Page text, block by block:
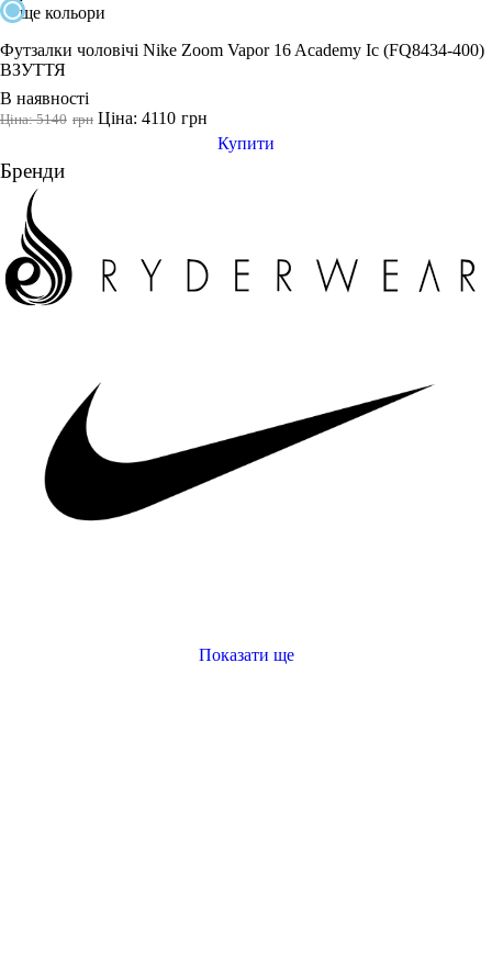
ще кольори
Футзалки чоловічі Nike Zoom Vapor 16 Academy Ic (FQ8434-400)
ВЗУТТЯ
В наявності
грн
Ціна: 5140 грн
Ціна: 4110
Купити
Бренди
Показати ще